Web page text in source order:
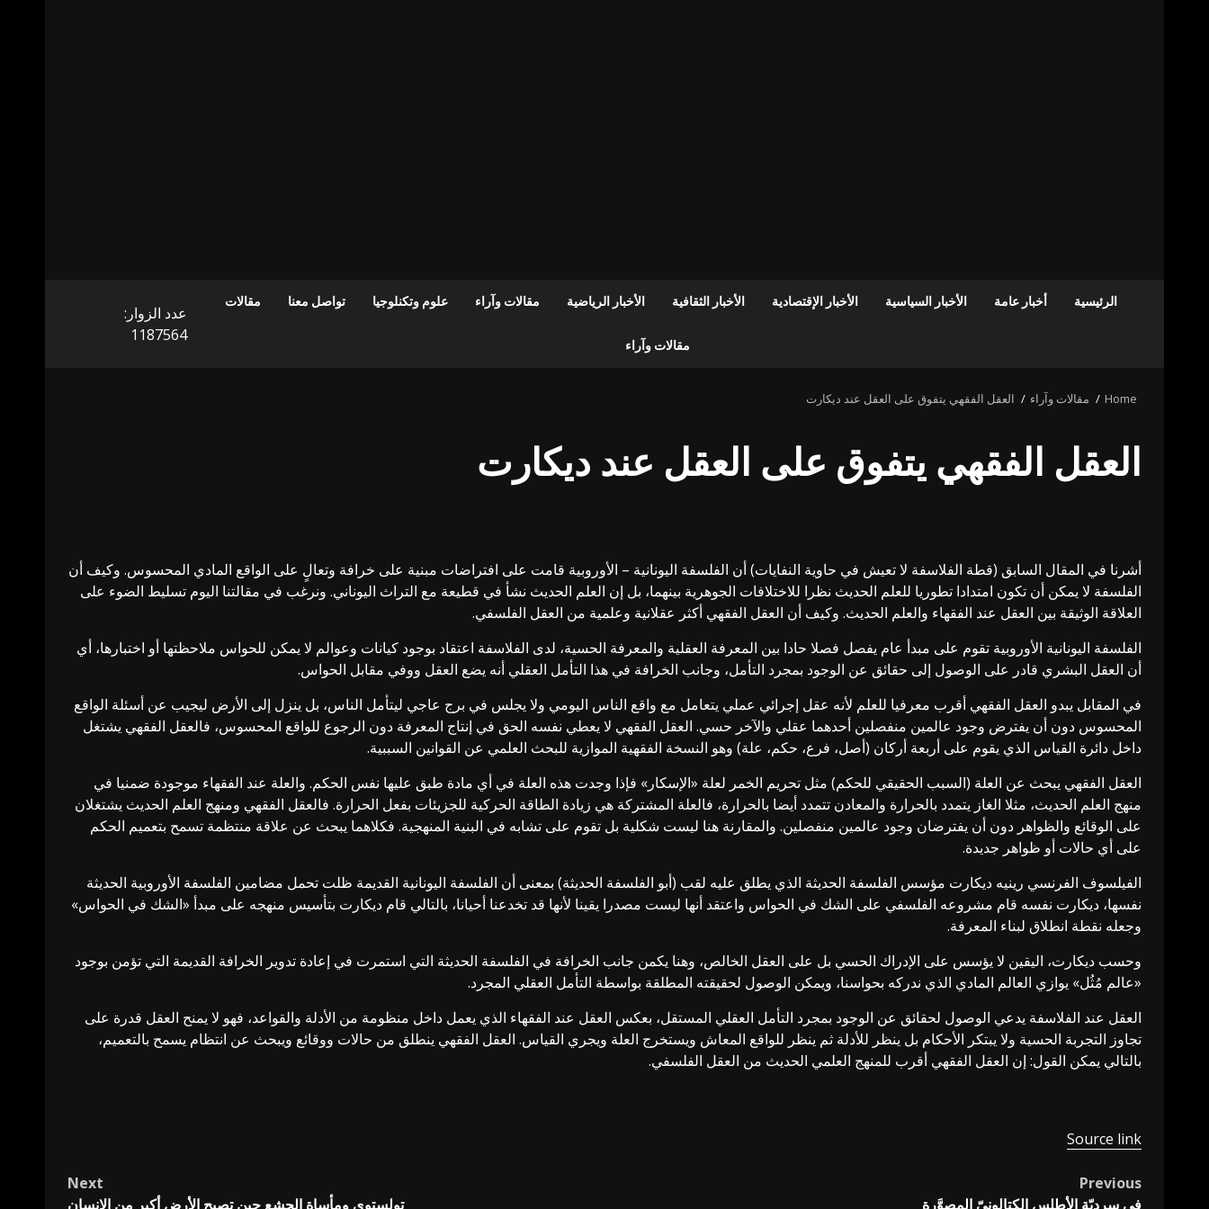
الرئيسية أخبار عامة الأخبار السياسية الأخبار الإقتصادية الأخبار الثقافية الأخبار الرياضية مقالات وآراء علوم وتكنلوجيا تواصل معنا مقالات
مقالات وآراء
عدد الزوار:
1187564
Home مقالات وآراء العقل الفقهي يتفوق على العقل عند ديكارت
العقل الفقهي يتفوق على العقل عند ديكارت
أشرنا في المقال السابق (قطة الفلاسفة لا تعيش في حاوية النفايات) أن الفلسفة اليونانية – الأوروبية قامت على افتراضات مبنية على خرافة وتعالٍ على الواقع المادي المحسوس. وكيف أن
الفلسفة لا يمكن أن تكون امتدادا تطوريا للعلم الحديث نظرا للاختلافات الجوهرية بينهما، بل إن العلم الحديث نشأ في قطيعة مع التراث اليوناني. ونرغب في مقالتنا اليوم تسليط الضوء على
العلاقة الوثيقة بين العقل عند الفقهاء والعلم الحديث. وكيف أن العقل الفقهي أكثر عقلانية وعلمية من العقل الفلسفي.
الفلسفة اليونانية الأوروبية تقوم على مبدأ عام يفصل فصلا حادا بين المعرفة العقلية والمعرفة الحسية، لدى الفلاسفة اعتقاد بوجود كيانات وعوالم لا يمكن للحواس ملاحظتها أو اختبارها، أي
أن العقل البشري قادر على الوصول إلى حقائق عن الوجود بمجرد التأمل، وجانب الخرافة في هذا التأمل العقلي أنه يضع العقل ووفي مقابل الحواس.
في المقابل يبدو العقل الفقهي أقرب معرفيا للعلم لأنه عقل إجرائي عملي يتعامل مع واقع الناس اليومي ولا يجلس في برج عاجي ليتأمل الناس، بل ينزل إلى الأرض ليجيب عن أسئلة الواقع
المحسوس دون أن يفترض وجود عالمين منفصلين أحدهما عقلي والآخر حسي. العقل الفقهي لا يعطي نفسه الحق في إنتاج المعرفة دون الرجوع للواقع المحسوس، فالعقل الفقهي يشتغل
داخل دائرة القياس الذي يقوم على أربعة أركان (أصل، فرع، حكم، علة) وهو النسخة الفقهية الموازية للبحث العلمي عن القوانين السببية.
العقل الفقهي يبحث عن العلة (السبب الحقيقي للحكم) مثل تحريم الخمر لعلة «الإسكار» فإذا وجدت هذه العلة في أي مادة طبق عليها نفس الحكم. والعلة عند الفقهاء موجودة ضمنيا في
منهج العلم الحديث، مثلا الغاز يتمدد بالحرارة والمعادن تتمدد أيضا بالحرارة، فالعلة المشتركة هي زيادة الطاقة الحركية للجزيئات بفعل الحرارة. فالعقل الفقهي ومنهج العلم الحديث يشتغلان
على الوقائع والظواهر دون أن يفترضان وجود عالمين منفصلين. والمقارنة هنا ليست شكلية بل تقوم على تشابه في البنية المنهجية. فكلاهما يبحث عن علاقة منتظمة تسمح بتعميم الحكم
على أي حالات أو ظواهر جديدة.
الفيلسوف الفرنسي رينيه ديكارت مؤسس الفلسفة الحديثة الذي يطلق عليه لقب (أبو الفلسفة الحديثة) بمعنى أن الفلسفة اليونانية القديمة ظلت تحمل مضامين الفلسفة الأوروبية الحديثة
نفسها، ديكارت نفسه قام مشروعه الفلسفي على الشك في الحواس واعتقد أنها ليست مصدرا يقينا لأنها قد تخدعنا أحيانا، بالتالي قام ديكارت بتأسيس منهجه على مبدأ «الشك في الحواس»
وجعله نقطة انطلاق لبناء المعرفة.
وحسب ديكارت، اليقين لا يؤسس على الإدراك الحسي بل على العقل الخالص، وهنا يكمن جانب الخرافة في الفلسفة الحديثة التي استمرت في إعادة تدوير الخرافة القديمة التي تؤمن بوجود
«عالم مُثُل» يوازي العالم المادي الذي ندركه بحواسنا، ويمكن الوصول لحقيقته المطلقة بواسطة التأمل العقلي المجرد.
العقل عند الفلاسفة يدعي الوصول لحقائق عن الوجود بمجرد التأمل العقلي المستقل، بعكس العقل عند الفقهاء الذي يعمل داخل منظومة من الأدلة والقواعد، فهو لا يمنح العقل قدرة على
تجاوز التجربة الحسية ولا يبتكر الأحكام بل ينظر للأدلة ثم ينظر للواقع المعاش ويستخرج العلة ويجري القياس. العقل الفقهي ينطلق من حالات ووقائع ويبحث عن انتظام يسمح بالتعميم،
بالتالي يمكن القول: إن العقل الفقهي أقرب للمنهج العلمي الحديث من العقل الفلسفي.
Source link
Post
Previous
في سرديّة الأطلس الكتالونيّ المصوَّرة
Next
تولستوي ومأساة الجشع حين تصبح الأرض أكبر من الإنسان